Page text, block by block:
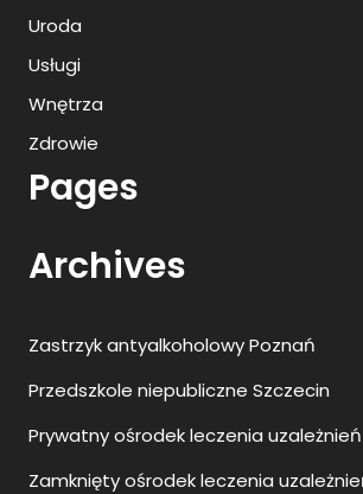
Uroda
Usługi
Wnętrza
Zdrowie
Pages
Archives
Zastrzyk antyalkoholowy Poznań
Przedszkole niepubliczne Szczecin
Prywatny ośrodek leczenia uzależnień
Zamknięty ośrodek leczenia